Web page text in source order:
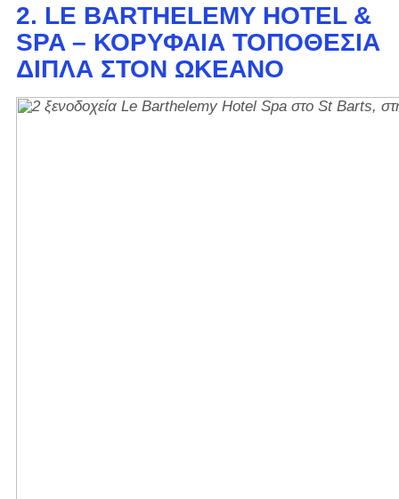
2. LE BARTHELEMY HOTEL &
SPA – ΚΟΡΥΦΑΊΑ ΤΟΠΟΘΕΣΊΑ
ΔΊΠΛΑ ΣΤΟΝ ΩΚΕΑΝΌ